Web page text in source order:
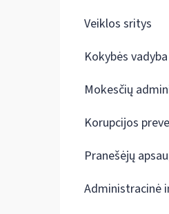
Veiklos sritys
Kokybės vadyba
Mokesčių
Korupcijos
Pranešėjų
Administracinė